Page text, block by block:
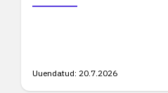
Uuendatud: 20.7.2026